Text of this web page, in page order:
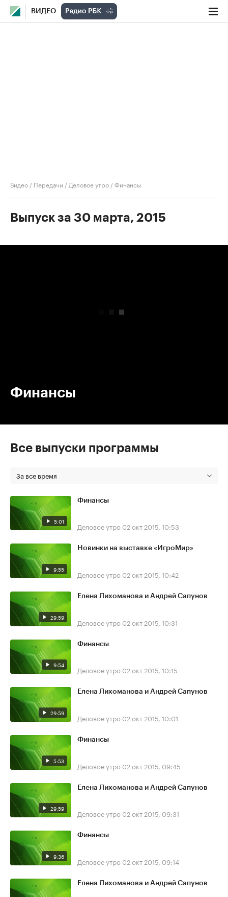
ВИДЕО
Видео / Передачи / Деловое утро /Финансы
Выпуск за 30 марта, 2015
Финансы
Все выпуски программы
За все время
5:01
Финансы
Деловое утро 02 окт 2015, 10:53
9:55
Новинки на выставке «ИгроМир»
Деловое утро 02 окт 2015, 10:42
29:59
Елена Лихоманова и Андрей Сапунов
Деловое утро 02 окт 2015, 10:31
9:54
Финансы
Деловое утро 02 окт 2015, 10:15
29:59
Елена Лихоманова и Андрей Сапунов
Деловое утро 02 окт 2015, 10:01
5:53
Финансы
Деловое утро 02 окт 2015, 09:45
29:59
Елена Лихоманова и Андрей Сапунов
Деловое утро 02 окт 2015, 09:31
9:36
Финансы
Деловое утро 02 окт 2015, 09:14
Елена Лихоманова и Андрей Сапунов